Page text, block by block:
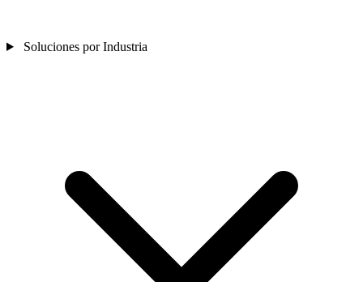
Soluciones por Industria